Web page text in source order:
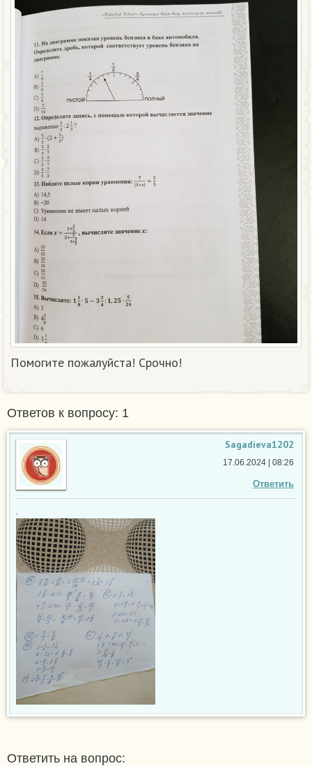
Помогите пожалуйста! Срочно!
Ответов к вопросу: 1
Sagadieva1202
Ответить
17.06.2024 | 08:26
.
Ответить на вопрос: